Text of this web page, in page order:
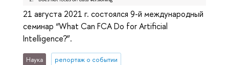
21 августа 2021 г. состоялся 9-й международный
семинар “What Can FCA Do for Artificial
Intelligence?”.
Наука репортаж о событии